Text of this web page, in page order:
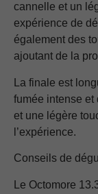
cannelle et un
expérience de
également des
ajoutant de la
La finale est
fumée intense et
et une légère
l’expérience.
Conseils de
Le Octomore